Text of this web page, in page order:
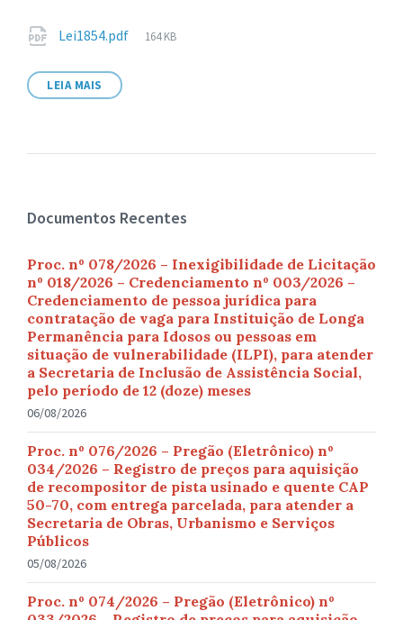
Anexos
Lei1854.pdf
Tamanho
164 KB
LEIA MAIS
Documentos Recentes
Proc. nº 078/2026 – Inexigibilidade de Licitação
nº 018/2026 – Credenciamento nº 003/2026 –
Credenciamento de pessoa jurídica para
contratação de vaga para Instituição de Longa
Permanência para Idosos ou pessoas em
situação de vulnerabilidade (ILPI), para atender
a Secretaria de Inclusão de Assistência Social,
pelo período de 12 (doze) meses
06/08/2026
Proc. nº 076/2026 – Pregão (Eletrônico) nº
034/2026 – Registro de preços para aquisição
de recompositor de pista usinado e quente CAP
50-70, com entrega parcelada, para atender a
Secretaria de Obras, Urbanismo e Serviços
Públicos
05/08/2026
Proc. nº 074/2026 – Pregão (Eletrônico) nº